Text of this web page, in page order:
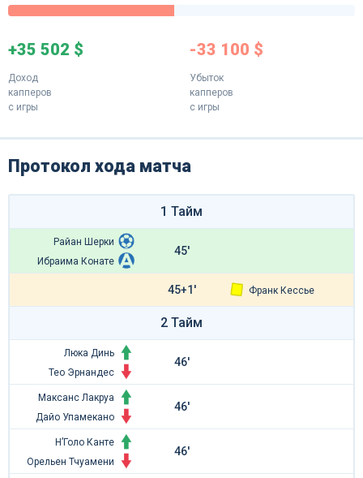
+35 502 $
Доход
капперов
с игры
-33 100 $
Убыток
капперов
с игры
Протокол хода матча
1 Тайм
Райан Шерки
Ибраима Конате
45'
45+1' Франк Кессье
2 Тайм
Люка Динь
Тео Эрнандес
46'
Максанс Лакруа
Дайо Упамекано
46'
Н’Голо Канте
Орельен Тчуамени
46'